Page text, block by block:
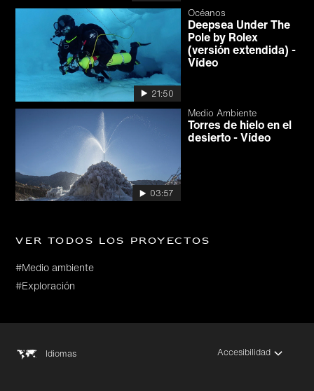
21:50
Océanos
Deepsea Under The
Pole by Rolex
(versión extendida) -
Vídeo
03:57
Medio Ambiente
Torres de hielo en el
desierto - Vídeo
Ver todos los proyectos
#Medio ambiente
#Exploración
Idiomas Accesibilidad